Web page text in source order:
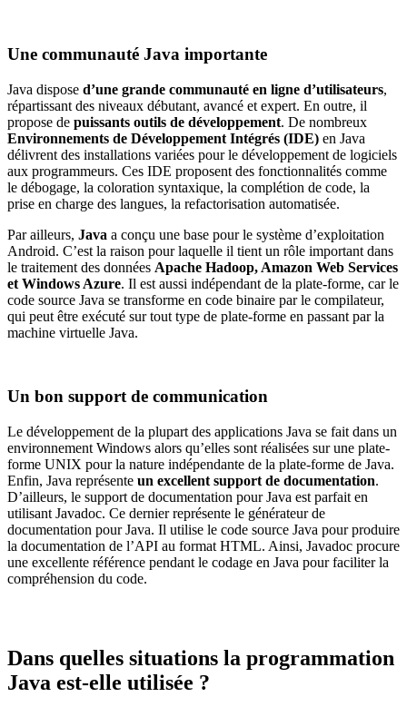
Une communauté Java importante
Java dispose d’une grande communauté en ligne d’utilisateurs,
répartissant des niveaux débutant, avancé et expert. En outre, il
propose de puissants outils de développement. De nombreux
Environnements de Développement Intégrés (IDE) en Java
délivrent des installations variées pour le développement de logiciels
aux programmeurs. Ces IDE proposent des fonctionnalités comme
le débogage, la coloration syntaxique, la complétion de code, la
prise en charge des langues, la refactorisation automatisée.
Par ailleurs, Java a conçu une base pour le système d’exploitation
Android. C’est la raison pour laquelle il tient un rôle important dans
le traitement des données Apache Hadoop, Amazon Web Services
et Windows Azure. Il est aussi indépendant de la plate-forme, car le
code source Java se transforme en code binaire par le compilateur,
qui peut être exécuté sur tout type de plate-forme en passant par la
machine virtuelle Java.
Un bon support de communication
Le développement de la plupart des applications Java se fait dans un
environnement Windows alors qu’elles sont réalisées sur une plate-
forme UNIX pour la nature indépendante de la plate-forme de Java.
Enfin, Java représente un excellent support de documentation.
D’ailleurs, le support de documentation pour Java est parfait en
utilisant Javadoc. Ce dernier représente le générateur de
documentation pour Java. Il utilise le code source Java pour produire
la documentation de l’API au format HTML. Ainsi, Javadoc procure
une excellente référence pendant le codage en Java pour faciliter la
compréhension du code.
Dans quelles situations la programmation
Java est-elle utilisée ?